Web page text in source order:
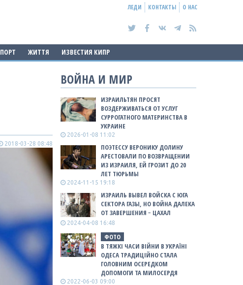
ЛЕДИ КОНТАКТЫ О НАС
ЖИТТЯ ИЗВЕСТИЯ КИПР
2018-03-28 08:48
ВОЙНА И МИР
ИЗРАИЛЬТЯН ПРОСЯТ
ВОЗДЕРЖИВАТЬСЯ ОТ УСЛУГ
СУРРОГАТНОГО МАТЕРИНСТВА В
УКРАИНЕ
2026-01-08 11:02
ПОЭТЕССУ ВЕРОНИКУ ДОЛИНУ
АРЕСТОВАЛИ ПО ВОЗВРАЩЕНИИ
ИЗ ИЗРАИЛЯ, ЕЙ ГРОЗИТ ДО 20
ЛЕТ ТЮРЬМЫ
2024-11-15 19:18
ИЗРАИЛЬ ВЫВЕЛ ВОЙСКА С ЮГА
СЕКТОРА ГАЗЫ, НО ВОЙНА ДАЛЕКА
ОТ ЗАВЕРШЕНИЯ − ЦАХАЛ
2024-04-08 16:48
ФОТО
В ТЯЖКІ ЧАСИ ВІЙНИ В УКРАЇНІ
ОДЕСА ТРАДИЦІЙНО СТАЛА
ГОЛОВНИМ ОСЕРЕДКОМ
ДОПОМОГИ ТА МИЛОСЕРДЯ
2022-06-03 09:00